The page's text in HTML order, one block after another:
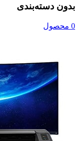
بدون دسته‌بندی
0 محصول